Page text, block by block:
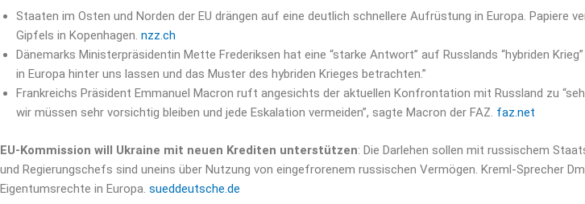
Staaten im Osten und Norden der EU drängen auf eine deutlich schnellere Aufrüstung in Europa.
Gipfels in Kopenhagen. nzz.ch
Dänemarks Ministerpräsidentin Mette Frederiksen hat eine “starke Antwort” auf Russlands “hybriden
in Europa hinter uns lassen und das Muster des hybriden Krieges betrachten.”
Frankreichs Präsident Emmanuel Macron ruft angesichts der aktuellen Konfrontation mit Russland zu
wir müssen sehr vorsichtig bleiben und jede Eskalation vermeiden”, sagte Macron der FAZ. faz.net
EU-Kommission will Ukraine mit neuen Krediten unterstützen: Die Darlehen sollen mit russischem
und Regierungschefs sind uneins über Nutzung von eingefrorenem russischen Vermögen. Kreml-Sprecher
Eigentumsrechte in Europa. sueddeutsche.de